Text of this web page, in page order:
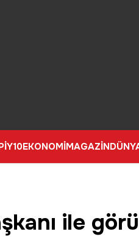
EKONOMİMAGAZİN
ile